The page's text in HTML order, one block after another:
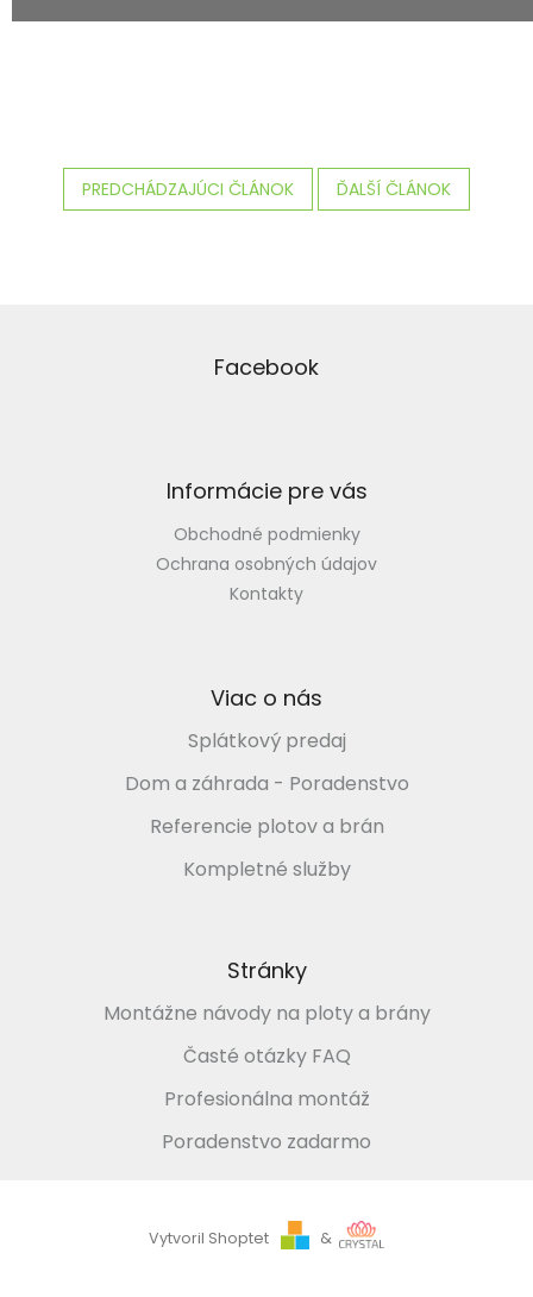
PREDCHÁDZAJÚCI ČLÁNOK ĎALŠÍ ČLÁNOK
Facebook
Informácie pre vás
Obchodné podmienky
Ochrana osobných údajov
Kontakty
Viac o nás
Splátkový predaj
Dom a záhrada - Poradenstvo
Referencie plotov a brán
Kompletné služby
Stránky
Montážne návody na ploty a brány
Časté otázky FAQ
Profesionálna montáž
Poradenstvo zadarmo
Vytvoril Shoptet &